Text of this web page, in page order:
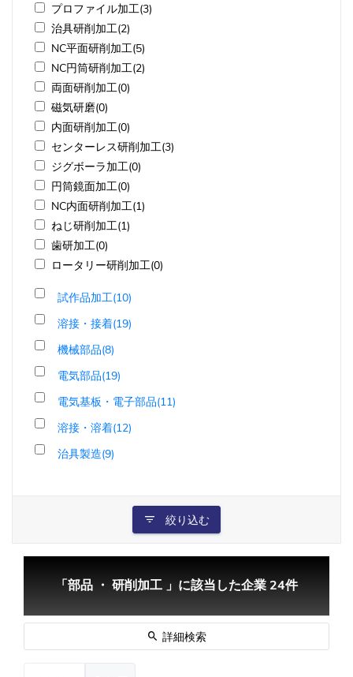
プロファイル加工(3)
治具研削加工(2)
NC平面研削加工(5)
NC円筒研削加工(2)
両面研削加工(0)
磁気研磨(0)
内面研削加工(0)
センターレス研削加工(3)
ジグボーラ加工(0)
円筒鏡面加工(0)
NC内面研削加工(1)
ねじ研削加工(1)
歯研加工(0)
ロータリー研削加工(0)
試作品加工(10)
溶接・接着(19)
機械部品(8)
電気部品(19)
電気基板・電子部品(11)
溶接・溶着(12)
治具製造(9)
絞り込む
「部品 ・ 研削加工 」に該当した企業 24件
詳細検索